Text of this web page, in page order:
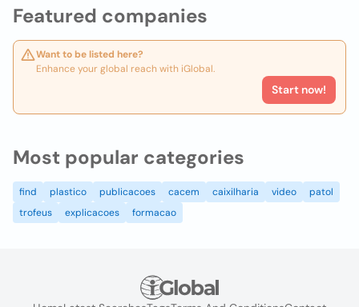
Featured companies
Want to be listed here?
Enhance your global reach with iGlobal.
Start now!
Most popular categories
find plastico publicacoes cacem caixilharia video
patol
trofeus
explicacoes formacao